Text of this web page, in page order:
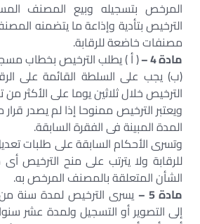
المرخص بتسجيله وبيع المصنف
الترخيص بتأدية وإذاعة ما يتضمنه
مصنفات خاضعة للرقابة.
مادة 4 –
( أ ) يطلب الترخيص بخطاب
(ب) يجب على السلطة القائمة على
الترخيص خلال ثلاثين يوما على الأكثر من
ويعتبر الترخيص ممنوحا إذا لم يصدر
المدة المبينة فى الفقرة السابقة.
وتسرى الأحكام السابقة على طلبات
للرقابة ولا يترتب على منح
الشأن المتعلقة بالمصنف المرخص به.
مادة 5 –
يسرى الترخيص لمدة سنة من
إلى التصوير أو التسجيل ولمدة عشر